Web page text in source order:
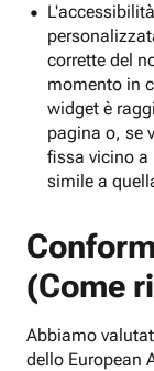
corrette del
momento in
widget è
pagina o, se
fissa vicino a
simile a
(Come
Abbiamo
dello European